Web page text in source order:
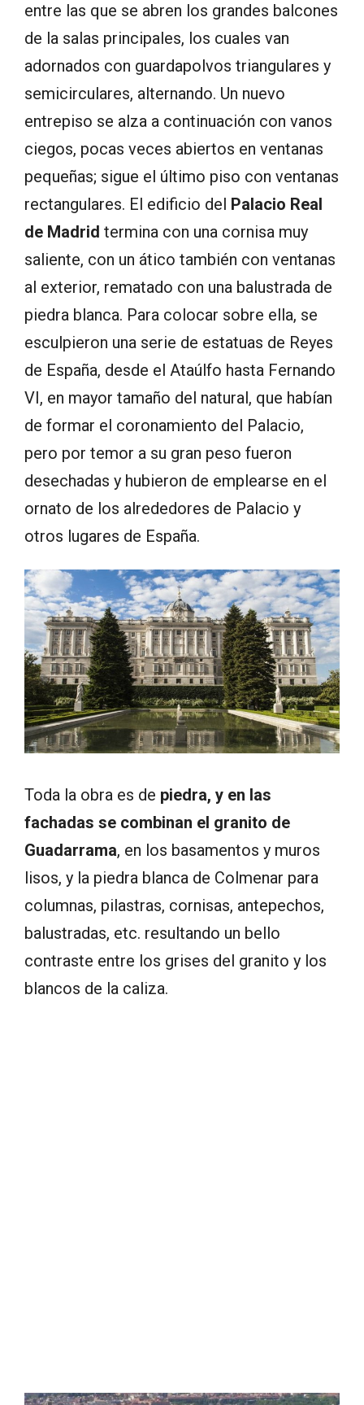
entre las que se abren los grandes balcones
de la salas principales, los cuales van
adornados con guardapolvos triangulares y
semicirculares, alternando. Un nuevo
entrepiso se alza a continuación con vanos
ciegos, pocas veces abiertos en ventanas
pequeñas; sigue el último piso con ventanas
rectangulares. El edificio del Palacio Real
de Madrid termina con una cornisa muy
saliente, con un ático también con ventanas
al exterior, rematado con una balustrada de
piedra blanca. Para colocar sobre ella, se
esculpieron una serie de estatuas de Reyes
de España, desde el Ataúlfo hasta Fernando
VI, en mayor tamaño del natural, que habían
de formar el coronamiento del Palacio,
pero por temor a su gran peso fueron
desechadas y hubieron de emplearse en el
ornato de los alrededores de Palacio y
otros lugares de España.
Toda la obra es de piedra, y en las
fachadas se combinan el granito de
Guadarrama, en los basamentos y muros
lisos, y la piedra blanca de Colmenar para
columnas, pilastras, cornisas, antepechos,
balustradas, etc. resultando un bello
contraste entre los grises del granito y los
blancos de la caliza.